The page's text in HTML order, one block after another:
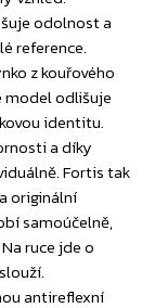
odolnost a
reference.
z kouřového
model odlišuje
identitu.
a díky
Fortis tak
originální
samoúčelně,
ruce jde o
antireflexní